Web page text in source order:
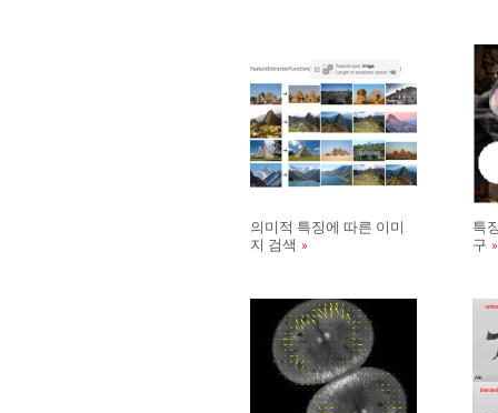
의미적 특징에 따른 이미
지 검색
특
구